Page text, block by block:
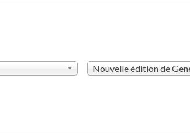
Nouvelle édition de